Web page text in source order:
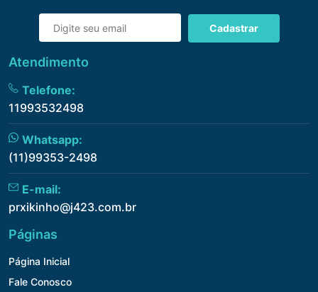
Cadastrar
Atendimento
Telefone:
11993532498
Whatsapp:
(11)99353-2498
E-mail:
prxikinho@j423.com.br
Páginas
Página Inicial
Fale Conosco